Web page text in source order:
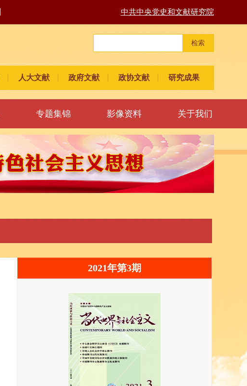
中共中央党史和文献研究院
检索
人大文献 政府文献 政协文献 研究成果
专题集锦 影像资料 关于我们
2021年第3期